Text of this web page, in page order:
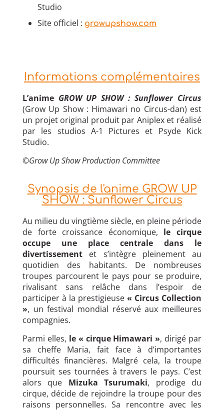
Studio
Site officiel : growupshow.com
Informations complémentaires
L’anime GROW UP SHOW : Sunflower Circus
(Grow Up Show : Himawari no Circus-dan) est
un projet original produit par Aniplex et réalisé
par les studios A-1 Pictures et Psyde Kick
Studio.
©Grow Up Show Production Committee
Synopsis de l'anime GROW UP
SHOW : Sunflower Circus
Au milieu du vingtième siècle, en pleine période
de forte croissance économique, le cirque
occupe une place centrale dans le
divertissement et s’intègre pleinement au
quotidien des habitants. De nombreuses
troupes parcourent le pays pour se produire,
rivalisant sans relâche dans l’espoir de
participer à la prestigieuse « Circus Collection
», un festival mondial réservé aux meilleures
compagnies.
Parmi elles, le « cirque Himawari », dirigé par
sa cheffe Maria, fait face à d’importantes
difficultés financières. Malgré cela, la troupe
poursuit ses tournées à travers le pays. C’est
alors que Mizuka Tsurumaki, prodige du
cirque, décide de rejoindre la troupe pour des
raisons personnelles. Sa rencontre avec les